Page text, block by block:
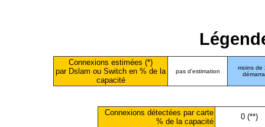
Connexions estimées (*)
par Dslam ou Switch en % de la
capacité
pas d'estimation
moins de
Connexions détectées par carte
% de la capacité
0 (**)